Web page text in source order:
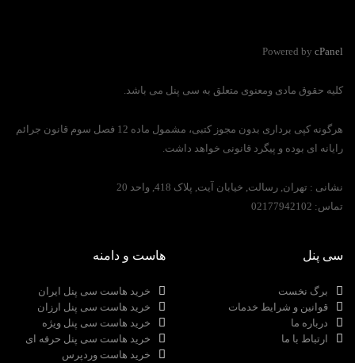
Powered by cPanel
کلیه حقوق مادی ومعنوی متعلق به سی پنل می باشد.
هرگونه کپی برداری بدون مجوز کتبی، مشمول ماده 12 فصل سوم قانون جرائم
رایانه ای بوده و پیگرد قانونی خواهد داشت.
نشانی : تهران, رسالت, خیابان آیت, پلاک 418, واحد 20
تماس:
سی پنل
برگ نخست
قوانین و شرایط خدمات
درباره ما
ارتباط با ما
هاست و دامنه
خرید هاست سی پنل ایران
خرید هاست سی پنل ارزان
خرید هاست سی پنل ویژه
خرید هاست سی پنل حرفه ای
خرید هاست وردپرس